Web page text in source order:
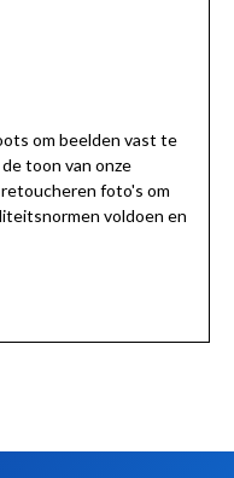
om beelden vast te
toon van onze
foto's om
voldoen en